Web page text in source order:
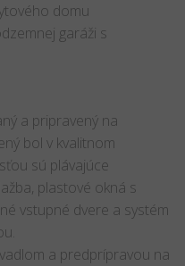
domu
garáži s
a pripravený na
bol v kvalitnom
sú plávajúce
plastové okná s
vstupné dvere a systém
a predprípravou na